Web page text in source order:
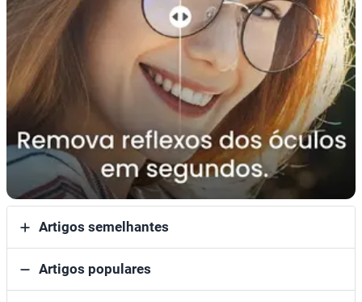
Artigos semelhantes
Artigos populares